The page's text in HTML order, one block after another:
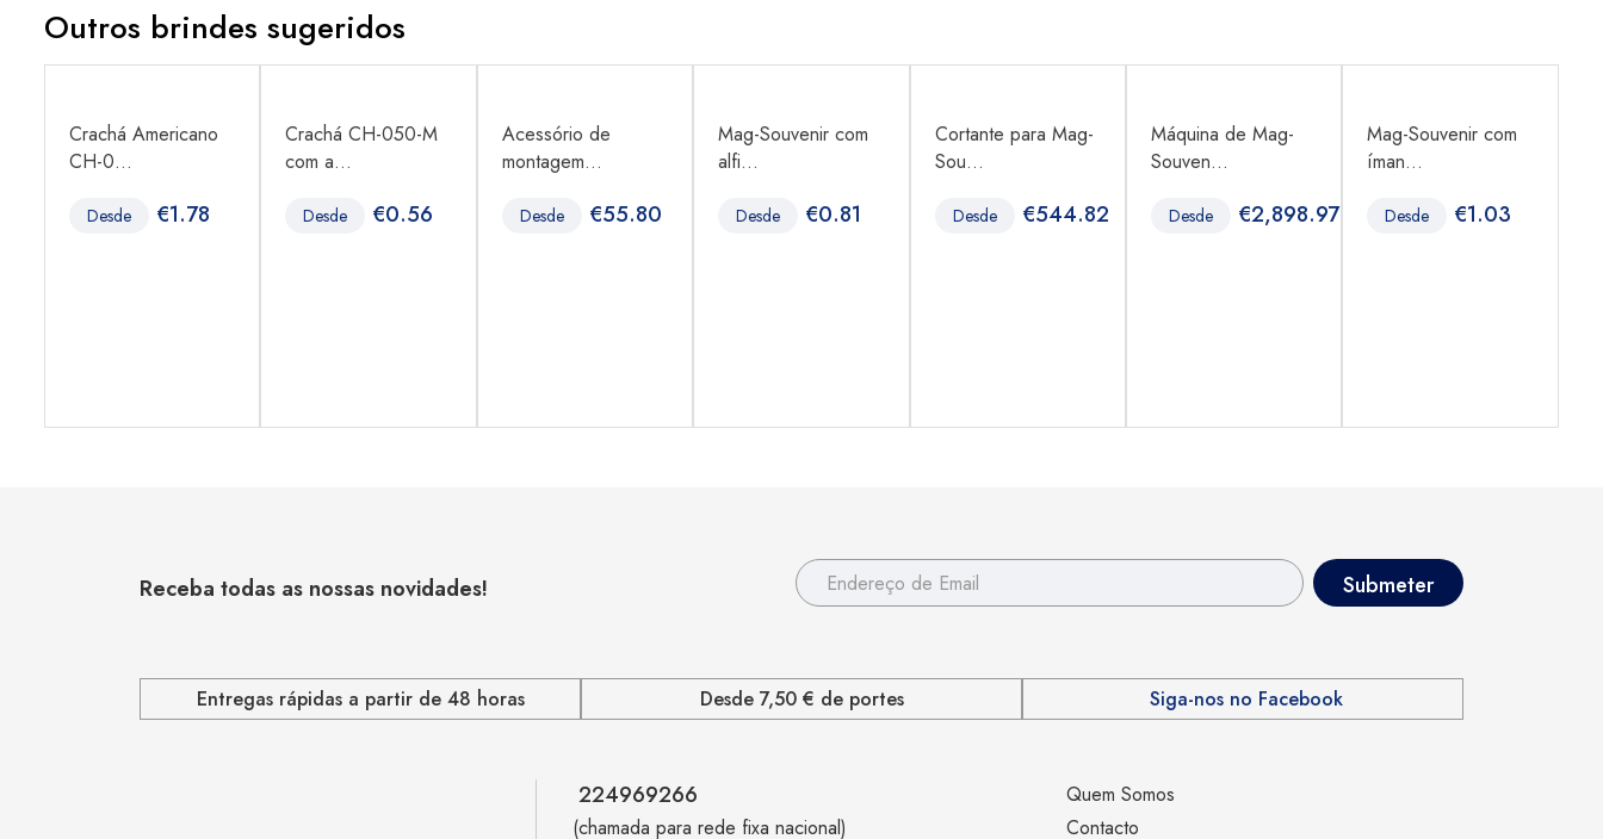
Outros brindes sugeridos
Crachá Americano
CH-0...
Desde €1.78
Crachá CH-050-M
com a...
Desde €0.56
Acessório de
montagem...
Desde €55.80
Mag-Souvenir com
alfi...
Desde €0.81
Cortante para Mag-
Sou...
Desde €544.82
Máquina de Mag-
Souven...
Desde €2,898.97
Mag-Souvenir com
íman...
Desde €1.03
Receba todas as nossas novidades!
Entregas rápidas a partir de 48 horas Desde 7,50 € de portes Siga-nos no Facebook
224969266
(chamada para rede fixa nacional)
Quem Somos
Contacto